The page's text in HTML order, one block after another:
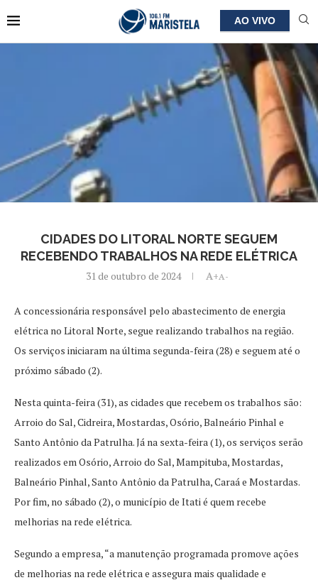
AO VIVO
CIDADES DO LITORAL NORTE SEGUEM
RECEBENDO TRABALHOS NA REDE ELÉTRICA
31 de outubro de 2024 A+A-
A concessionária responsável pelo abastecimento de energia
elétrica no Litoral Norte, segue realizando trabalhos na região.
Os serviços iniciaram na última segunda-feira (28) e seguem até o
próximo sábado (2).
Nesta quinta-feira (31), as cidades que recebem os trabalhos são:
Arroio do Sal, Cidreira, Mostardas, Osório, Balneário Pinhal e
Santo Antônio da Patrulha. Já na sexta-feira (1), os serviços serão
realizados em Osório, Arroio do Sal, Mampituba, Mostardas,
Balneário Pinhal, Santo Antônio da Patrulha, Caraá e Mostardas.
Por fim, no sábado (2), o município de Itati é quem recebe
melhorias na rede elétrica.
Segundo a empresa, “a manutenção programada promove ações
de melhorias na rede elétrica e assegura mais qualidade e